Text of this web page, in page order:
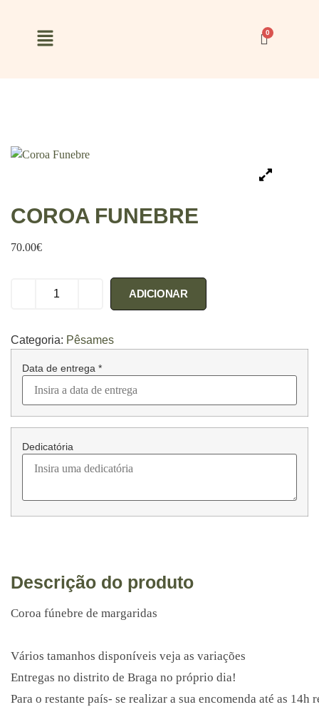
COROA FUNEBRE
70.00€
ADICIONAR
Categoria: Pêsames
Data de entrega *
Dedicatória
Descrição do produto
Coroa fúnebre de margaridas
Vários tamanhos disponíveis veja as variações
Entregas no distrito de Braga no próprio dia!
Para o restante país- se realizar a sua encomenda até as 14h